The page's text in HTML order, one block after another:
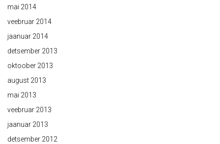
mai 2014
veebruar 2014
jaanuar 2014
detsember 2013
oktoober 2013
august 2013
mai 2013
veebruar 2013
jaanuar 2013
detsember 2012